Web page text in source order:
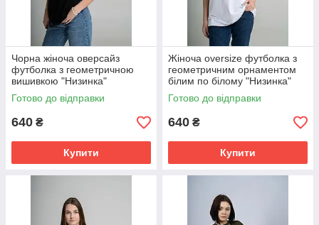
Чорна жіноча оверсайз
футболка з геометричною
вишивкою "Низинка"
Готово до відправки
640 ₴
Купити
Жіноча oversize футболка з
геометричним орнаментом
білим по білому "Низинка"
Готово до відправки
640 ₴
Купити